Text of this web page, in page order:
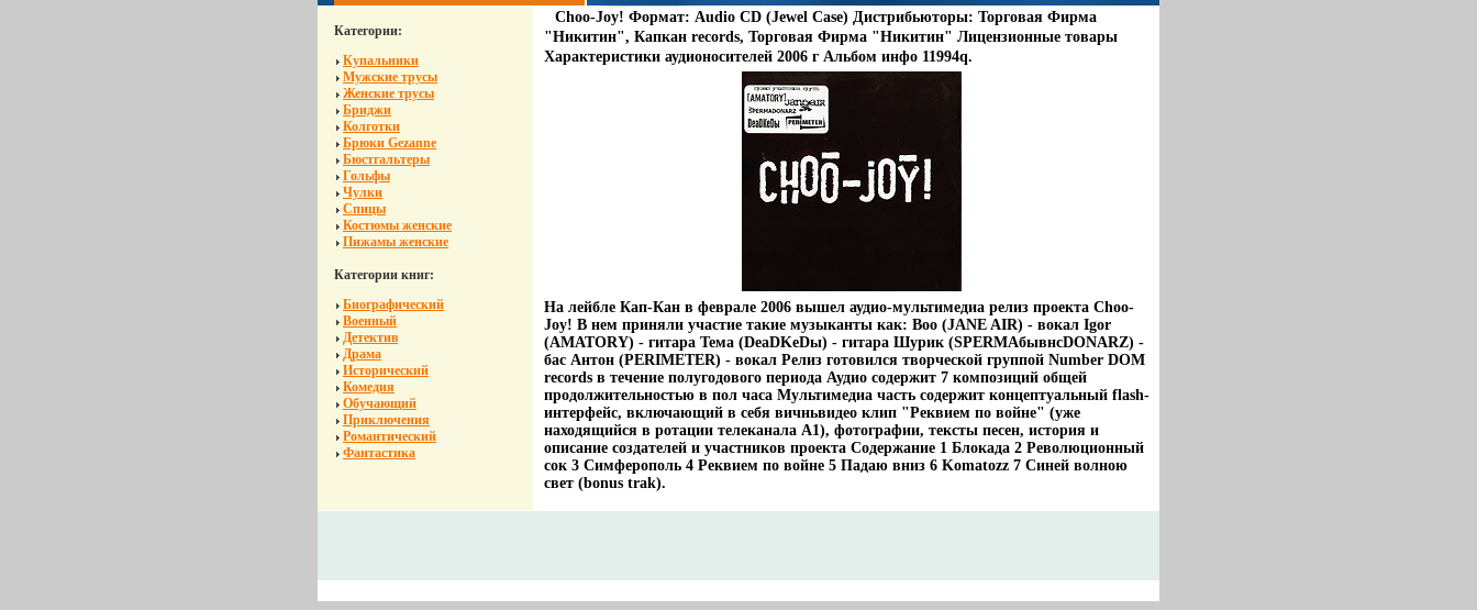
Категории:
Купальники
Мужские трусы
Женские трусы
Бриджи
Колготки
Брюки Gezanne
Бюстгальтеры
Гольфы
Чулки
Спицы
Костюмы женские
Пижамы женские
Категории книг:
Биографический
Военный
Детектив
Драма
Исторический
Комедия
Обучающий
Приключения
Романтический
Фантастика
Choo-Joy! Формат: Audio CD (Jewel Case) Дистрибьюторы: Торговая Фирма
"Никитин", Капкан records, Торговая Фирма "Никитин" Лицензионные товары
Характеристики аудионосителей 2006 г Альбом инфо 11994q.
На лейбле Кап-Кан в феврале 2006 вышел аудио-мультимедиа релиз проекта Choo-
Joy! В нем приняли участие такие музыканты как: Boo (JANE AIR) - вокал Igor
(AMATORY) - гитара Тема (DeaDKeDы) - гитара Шурик (SPERMAбывнсDONARZ) -
бас Антон (PERIMETER) - вокал Релиз готовился творческой группой Number DOM
records в течение полугодового периода Аудио содержит 7 композиций общей
продолжительностью в пол часа Мультимедиа часть содержит концептуальный flash-
интерфейс, включающий в себя вичньвидео клип "Реквием по войне" (уже
находящийся в ротации телеканала А1), фотографии, тексты песен, история и
описание создателей и участников проекта Содержание 1 Блокада 2 Революционный
сок 3 Симферополь 4 Реквием по войне 5 Падаю вниз 6 Komatozz 7 Синей волною
свет (bonus trak).